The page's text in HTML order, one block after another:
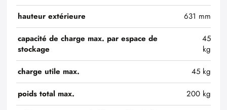
hauteur extérieure
631 mm
capacité de charge max. par espace de
stockage
45
kg
charge utile max.
45 kg
poids total max.
200 kg